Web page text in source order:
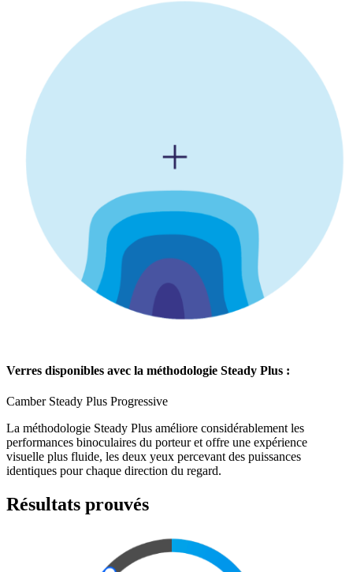
Verres disponibles avec la méthodologie Steady Plus :
Camber Steady Plus Progressive
La méthodologie Steady Plus améliore considérablement les
performances binoculaires du porteur et offre une expérience
visuelle plus fluide, les deux yeux percevant des puissances
identiques pour chaque direction du regard.
Résultats prouvés